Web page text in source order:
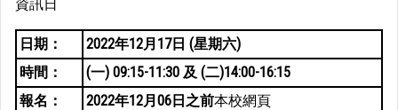
資訊日
日期：
2022年12月17日 (星期六)
時間：
(一) 09:15-11:30 及 (二)14:00-16:15
報名：
2022年12月06日之前本校網頁